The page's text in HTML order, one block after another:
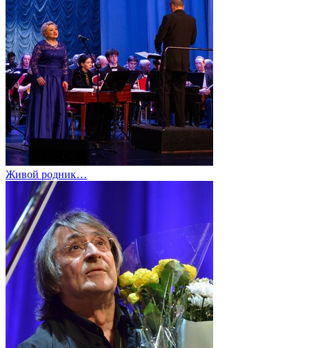
Живой родник…